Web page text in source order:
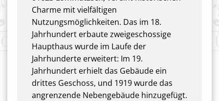
Charme mit vielfältigen
Nutzungsmöglichkeiten. Das im 18.
Jahrhundert erbaute zweigeschossige
Haupthaus wurde im Laufe der
Jahrhunderte erweitert: Im 19.
Jahrhundert erhielt das Gebäude ein
drittes Geschoss, und 1919 wurde das
angrenzende Nebengebäude hinzugefügt.